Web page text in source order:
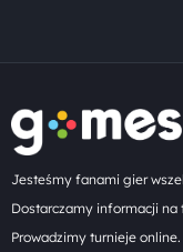
Jesteśmy fanami gier
Dostarczamy informacji na
Prowadzimy turnieje